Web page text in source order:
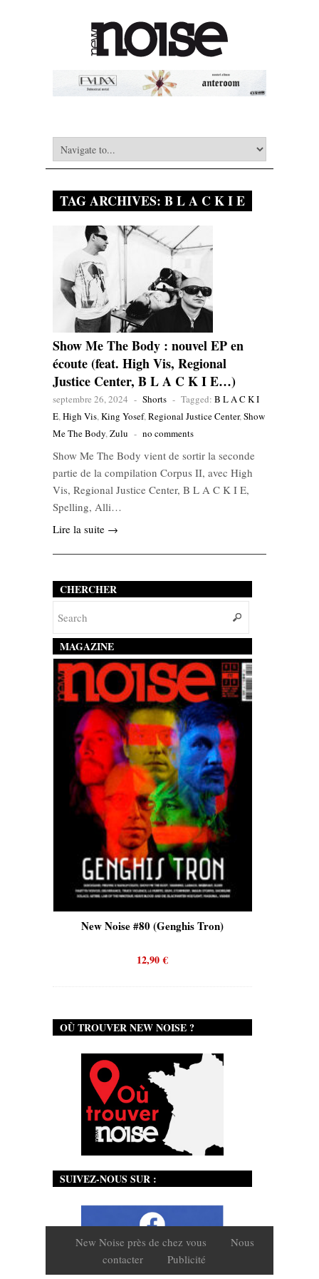
TAG ARCHIVES: B L A C K I E
Show Me The Body : nouvel EP en
écoute (feat. High Vis, Regional
Justice Center, B L A C K I E…)
septembre 26, 2024 - Shorts - Tagged: B L A C K I
E,High Vis,King Yosef,Regional Justice Center,Show
Me The Body,Zulu - no comments
Show Me The Body vient de sortir la seconde
partie de la compilation Corpus II, avec High
Vis, Regional Justice Center, B L A C K I E,
Spelling, Alli…
Lire la suite →
CHERCHER
MAGAZINE
New Noise #80 (Genghis Tron)
12,90€
OÙ TROUVER NEW NOISE ?
SUIVEZ-NOUS SUR :
New Noise près de chez vous
Nous
contacter
Publicité